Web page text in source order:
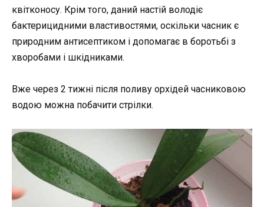
квітконосу. Крім того, даний настій володіє
бактерицидними властивостями, оскільки часник є
природним антисептиком і допомагає в боротьбі з
хворобами і шкідниками.
Вже через 2 тижні після поливу орхідей часниковою
водою можна побачити стрілки.